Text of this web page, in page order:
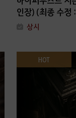
인장) (최종 수
상시
HOT